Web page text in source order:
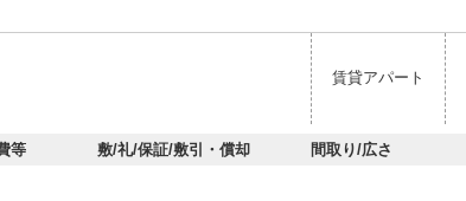
賃貸アパート
等 敷/礼/保証/敷引・償却 間取り/広さ